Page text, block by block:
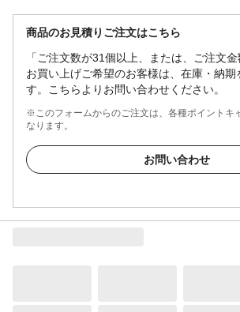
商品のお見積りご注文はこちら
「ご注文数が31個以上、または、ご注文
お買い上げご希望のお客様は、在庫・納期
す。こちらよりお問い合わせください。
※このフォームからのご注文は、各種ポイントキ
なります。
お問い合わせ